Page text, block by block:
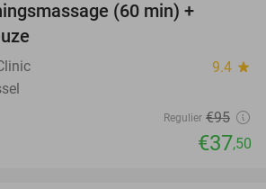
(60 min) +
9.4 star
Regulier €95
€37,50